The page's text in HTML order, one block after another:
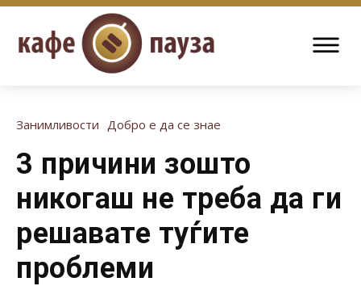
Занимливости Добро е да се знае
3 причини зошто
никогаш не треба да ги
решавате туѓите
проблеми